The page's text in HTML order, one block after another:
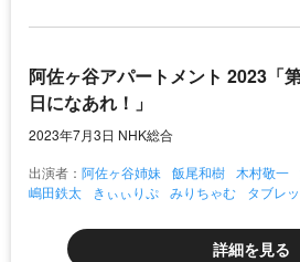
阿佐ヶ谷アパートメント 2023
日になあれ！」
2023年7月3日 NHK総合
出演者： 阿佐ヶ谷姉妹 飯尾和樹 木村敬一
嶋田鉄太
きぃぃりぷ みりちゃむ タブレ
詳細を見る